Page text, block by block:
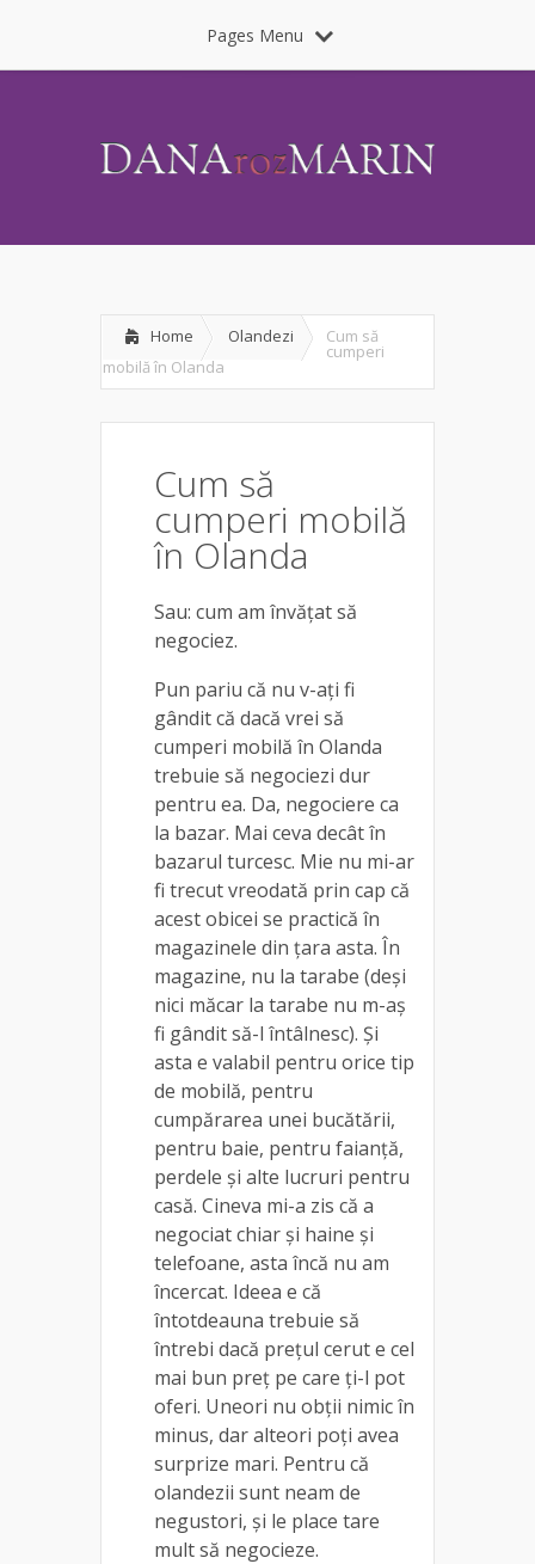
Pages Menu
Home Olandezi Cum să
cumperi
mobilă în Olanda
Cum să
cumperi mobilă
în Olanda
Sau: cum am învățat să
negociez.
Pun pariu că nu v-ați fi
gândit că dacă vrei să
cumperi mobilă în Olanda
trebuie să negociezi dur
pentru ea. Da, negociere ca
la bazar. Mai ceva decât în
bazarul turcesc. Mie nu mi-ar
fi trecut vreodată prin cap că
acest obicei se practică în
magazinele din țara asta. În
magazine, nu la tarabe (deși
nici măcar la tarabe nu m-aș
fi gândit să-l întâlnesc). Și
asta e valabil pentru orice tip
de mobilă, pentru
cumpărarea unei bucătării,
pentru baie, pentru faianță,
perdele și alte lucruri pentru
casă. Cineva mi-a zis că a
negociat chiar și haine și
telefoane, asta încă nu am
încercat. Ideea e că
întotdeauna trebuie să
întrebi dacă prețul cerut e cel
mai bun preț pe care ți-l pot
oferi. Uneori nu obții nimic în
minus, dar alteori poți avea
surprize mari. Pentru că
olandezii sunt neam de
negustori, și le place tare
mult să negocieze.